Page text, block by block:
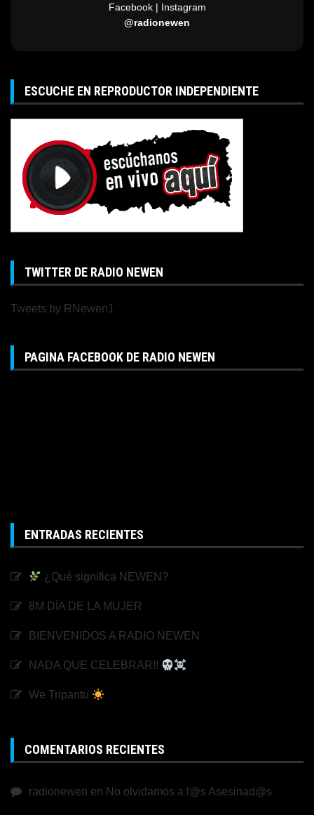
Facebook | Instagram
@radionewen
ESCUCHE EN REPRODUCTOR INDEPENDIENTE
TWITTER DE RADIO NEWEN
Tweets by RNewen1
PAGINA FACEBOOK DE RADIO NEWEN
ENTRADAS RECIENTES
¿Qué significa NEWEN?
8M DÍA DE LA MUJER
BIENVENIDOS A RADIO NEWEN
NADA QUE CELEBRAR!!
We Tripantu
COMENTARIOS RECIENTES
radionewen en No olvidamos a l@s Asesinad@s